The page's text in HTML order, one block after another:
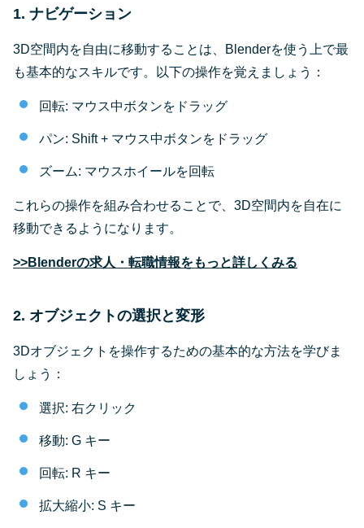
1. ナビゲーション
3D空間内を自由に移動することは、Blenderを使う上で最
も基本的なスキルです。以下の操作を覚えましょう：
回転: マウス中ボタンをドラッグ
パン: Shift + マウス中ボタンをドラッグ
ズーム: マウスホイールを回転
これらの操作を組み合わせることで、3D空間内を自在に
移動できるようになります。
>>Blenderの求人・転職情報をもっと詳しくみる
2. オブジェクトの選択と変形
3Dオブジェクトを操作するための基本的な方法を学びま
しょう：
選択: 右クリック
移動: G キー
回転: R キー
拡大縮小: S キー